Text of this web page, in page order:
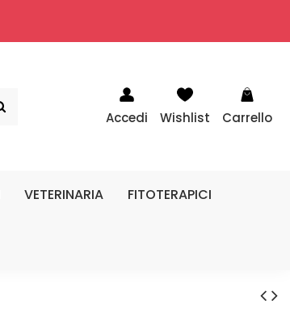
Accedi Wishlist Carrello
VETERINARIA FITOTERAPICI